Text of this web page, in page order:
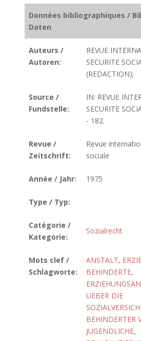
Données bibliographiques /
Daten
Auteurs /
Autoren:
REVUE
SECURITE
(REDACTION);
Source /
Fundstelle:
IN: REVUE
SECURITE
- 182.
Revue /
Zeitschrift:
Revue
sociale
Année / Jahr: 1975
Type / Typ:
Catégorie /
Kategorie:
Sozialrecht
Mots clef /
Schlagworte:
ANSTALT,
BEHINDERTE,
UEBER DIE
BEHINDERTER
JUGENDLICHE,